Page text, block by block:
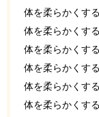
体を柔らかくす
体を柔らかくす
体を柔らかくす
体を柔らかくす
体を柔らかくす
体を柔らかくす